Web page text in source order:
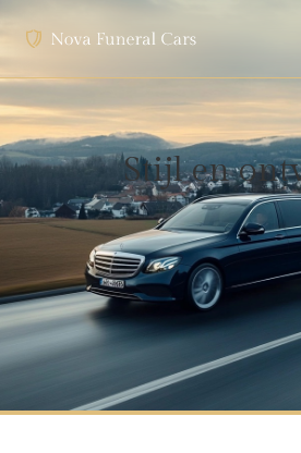
Stijl en